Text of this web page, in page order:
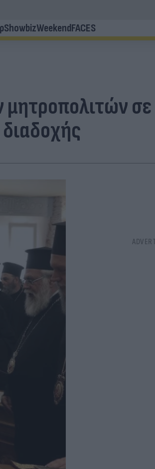
ShowbizWeekendFACES
μητροπολιτών σε